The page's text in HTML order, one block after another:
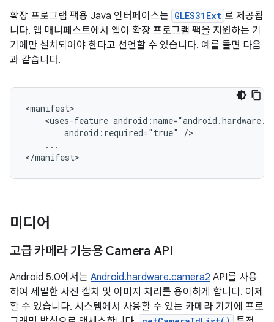
확장 프로그램 팩용 Java 인터페이스는 GLES31Ext 로 제공됩
니다. 앱 매니페스트에서 앱이 확장 프로그램 팩을 지원하는 기
기에만 설치되어야 한다고 선언할 수 있습니다. 예를 들면 다음
과 같습니다.
<manifest>
<uses-feature
        android:required="true" />
    ...
</manifest>
미디어
고급 카메라 기능용 Camera API
Android 5.0에서는 Android.hardware.camera2 API를 사용
하여 세밀한 사진 캡처 및 이미지 처리를 용이하게 합니다. 이제
할 수 있습니다. 시스템에서 사용할 수 있는 카메라 기기에 프로